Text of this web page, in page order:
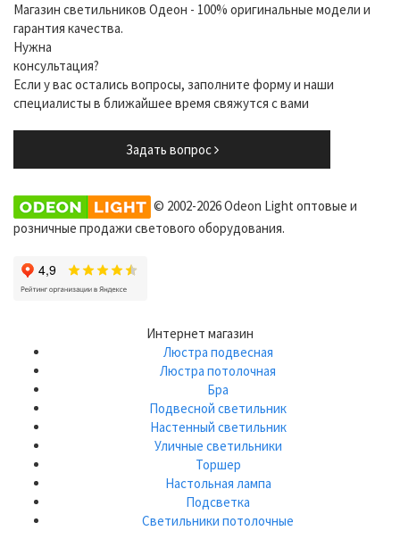
Магазин светильников Одеон - 100% оригинальные модели и
гарантия качества.
Нужна
консультация?
Если у вас остались вопросы, заполните форму и наши
специалисты в ближайшее время свяжутся с вами
Задать вопрос
© 2002-2026 Odeon Light оптовые и
розничные продажи светового оборудования.
Интернет магазин
Люстра подвесная
Люстра потолочная
Бра
Подвесной светильник
Настенный светильник
Уличные светильники
Торшер
Настольная лампа
Подсветка
Светильники потолочные